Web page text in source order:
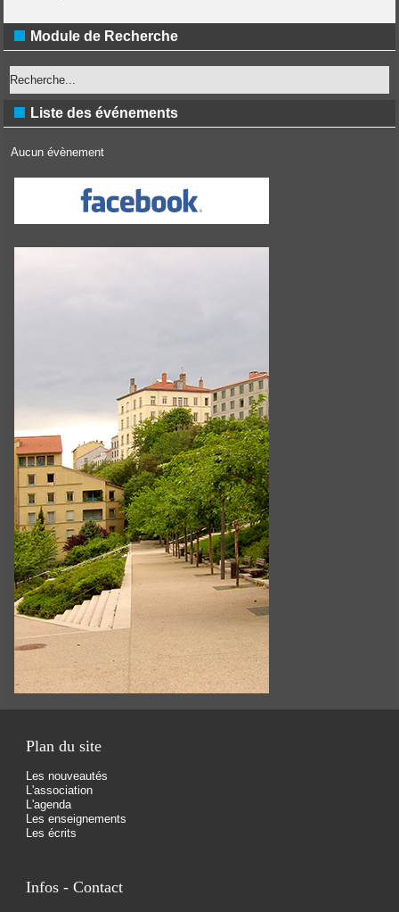
Module de Recherche
Liste des événements
Aucun évènement
Plan du site
Les nouveautés
L'association
L'agenda
Les enseignements
Les écrits
Infos - Contact